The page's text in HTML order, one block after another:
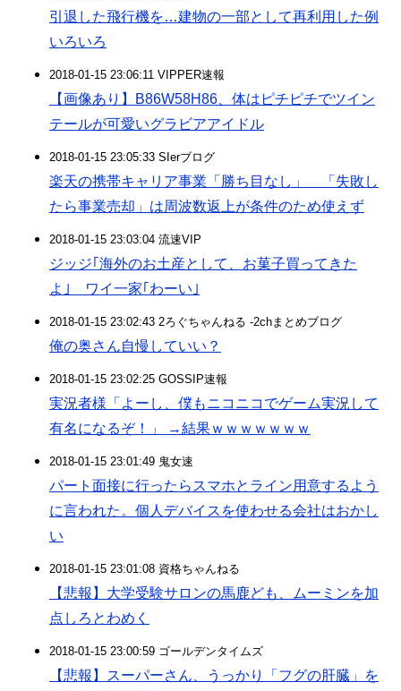
引退した飛行機を…建物の一部として再利用した例
いろいろ
2018-01-15 23:06:11 VIPPER速報
【画像あり】B86W58H86、体はピチピチでツイン
テールが可愛いグラビアアイドル
2018-01-15 23:05:33 SIerブログ
楽天の携帯キャリア事業「勝ち目なし」 「失敗し
たら事業売却」は周波数返上が条件のため使えず
2018-01-15 23:03:04 流速VIP
ジッジ｢海外のお土産として、お菓子買ってきた
よ｣ ワイ一家｢わーい｣
2018-01-15 23:02:43 2ろぐちゃんねる -2chまとめブログ
俺の奥さん自慢していい？
2018-01-15 23:02:25 GOSSIP速報
実況者様「よーし、僕もニコニコでゲーム実況して
有名になるぞ！」 →結果ｗｗｗｗｗｗｗ
2018-01-15 23:01:49 鬼女速
パート面接に行ったらスマホとライン用意するよう
に言われた。個人デバイスを使わせる会社はおかし
い
2018-01-15 23:01:08 資格ちゃんねる
【悲報】大学受験サロンの馬鹿ども、ムーミンを加
点しろとわめく
2018-01-15 23:00:59 ゴールデンタイムズ
【悲報】スーパーさん、うっかり「フグの肝臓」を